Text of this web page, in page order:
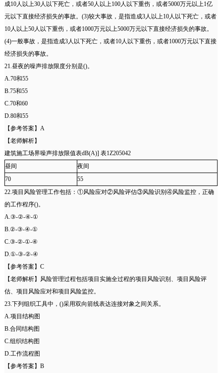
成10人以上30人以下死亡，或者50人以上100人以下重伤，或者5000万元以上1亿
元以下直接经济损失的事故。(3)较大事故，是指造成3人以上10人以下死亡，或者
10人以上50人以下重伤，或者1000万元以上5000万元以下直接经济损失的事故。
(4)一般事故，是指造成3人以下死亡，或者10人以下重伤，或者1000万元以下直接
经济损失的事故。
21.昼夜的噪声排放限度分别是()。
A.70和55
B.75和55
C.70和60
D.80和55
【参考答案】A
【老师解析】
建筑施工场界噪声排放限值表dB(A)] 表1Z205042
昼间
夜间
70
55
22.项目风险管理工作包括：①风险应对②风险评估③风险识别④风险监控，正确
的工作程序()。
A.③-②-④-①
B.②-③-④-①
C.③-②-①-④
D.①-③-②-④
【参考答案】C
【老师解析】风险管理过程包括项目实施全过程的项目风险识别、项目风险评
估、项目风险应对和项目风险监控。
23.下列组织工具中，()采用双向箭线表达连接对象之间关系。
A.项目结构图
B.合同结构图
C.组织结构图
D.工作流程图
【参考答案】B